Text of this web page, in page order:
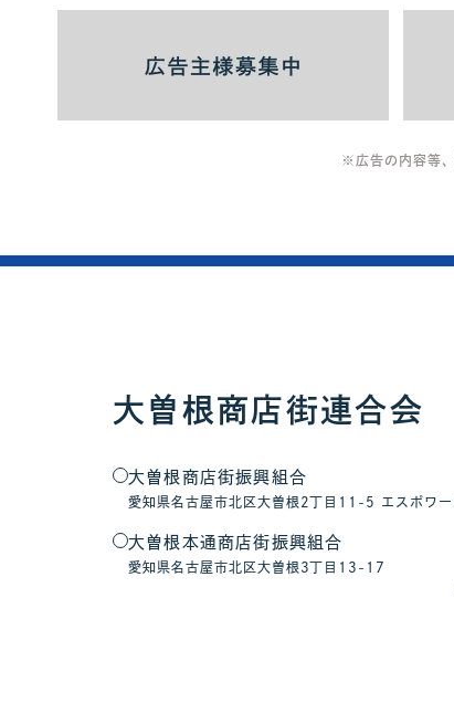
※広告の内容等
大曽根商店街連合会
大曽根商店街振興組合
愛知県名古屋市北区大曽根2丁目11-5 エスポワ
大曽根本通商店街振興組合
愛知県名古屋市北区大曽根3丁目13-17